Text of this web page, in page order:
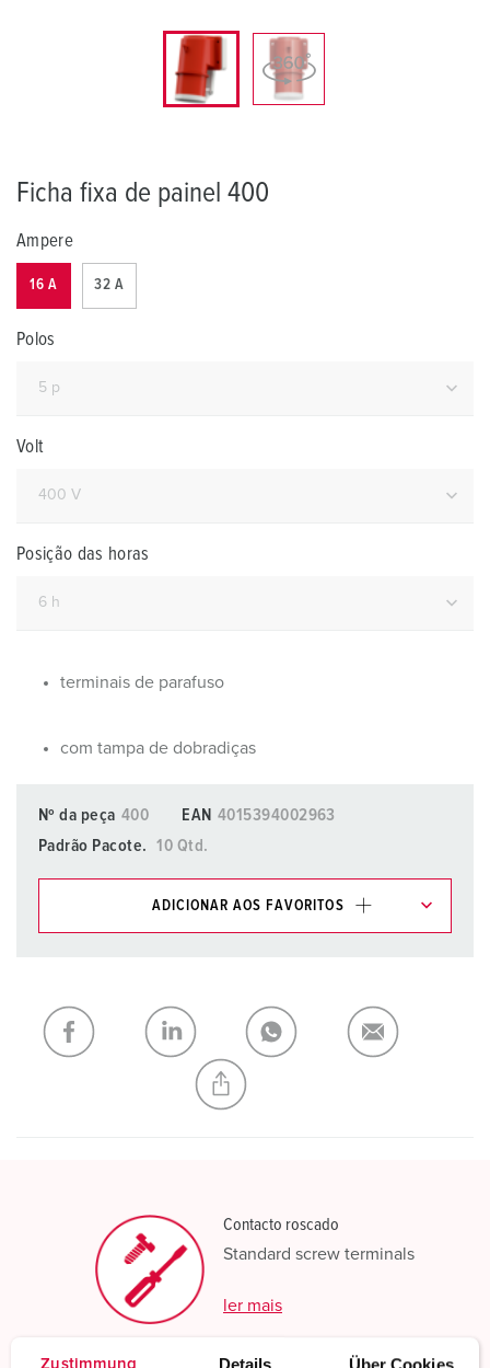
Zustimmung
Ficha fixa de painel 400
Ampere
16 A 32 A
Polos
Volt
Posição das horas
terminais de parafuso
com tampa de dobradiças
Nº da peça 400 EAN 4015394002963
Padrão Pacote.
10 Qtd.
ADICIONAR AOS FAVORITOS
Minha lista (0) ADICIONAR
CRIAR UMA NOVA LISTA
Contacto roscado
Standard screw terminals
ler mais